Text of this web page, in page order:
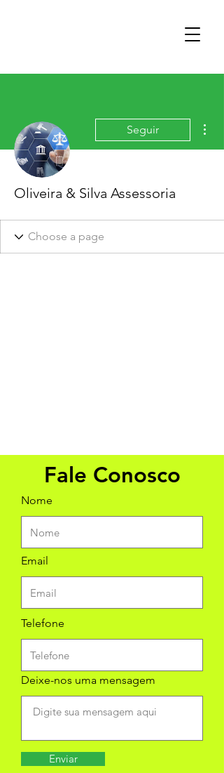
Seguir
Oliveira & Silva Assessoria
Fale Conosco
Nome
Email
Telefone
Deixe-nos uma mensagem
Enviar